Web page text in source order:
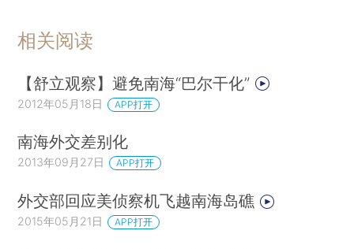
相关阅读
【舒立观察】避免南海“巴尔干化”
2012年05月18日 APP打开
南海外交差别化
2013年09月27日 APP打开
外交部回应美侦察机飞越南海岛礁
2015年05月21日 APP打开